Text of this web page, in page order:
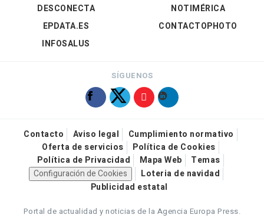
DESCONECTA
EPDATA.ES
INFOSALUS
NOTIMÉRICA
CONTACTOPHOTO
SÍGUENOS
Contacto Aviso legal
Cumplimiento normativo
Oferta de servicios
Política de Cookies
Política de Privacidad
Mapa Web
Temas
Configuración de Cookies
Loteria de navidad
Publicidad estatal
Portal de actualidad y noticias de la Agencia Europa Press.